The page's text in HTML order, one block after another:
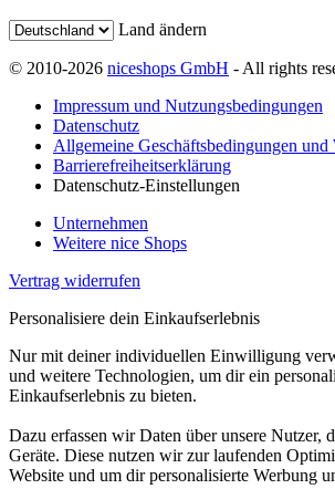
Land ändern
© 2010-2026 niceshops GmbH - All rights
Impressum und Nutzungsbedingungen
Datenschutz
Allgemeine Geschäftsbedingungen
Barrierefreiheitserklärung
Datenschutz-Einstellungen
Unternehmen
Weitere nice Shops
Vertrag widerrufen
Personalisiere dein Einkaufserlebnis
Nur mit deiner individuellen Einwilligung
und weitere Technologien, um dir ein
Einkaufserlebnis zu bieten.
Dazu erfassen wir Daten über unsere Nutzer,
Geräte. Diese nutzen wir zur laufenden
Website und um dir personalisierte Werbung